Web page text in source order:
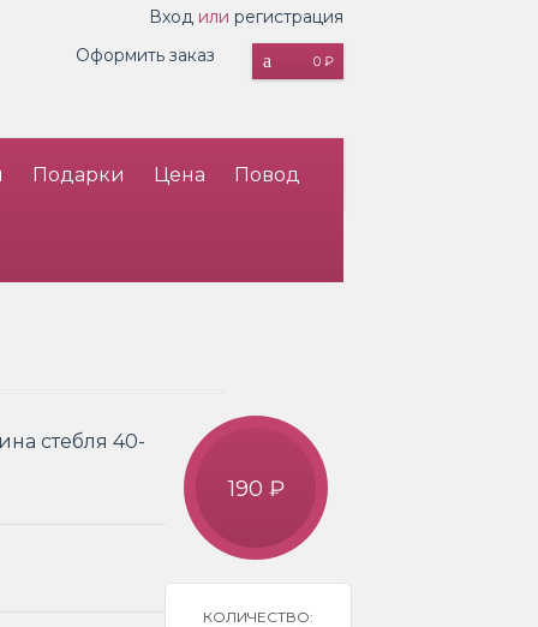
Вход или регистрация
0 ₽
Оформить заказ
Подарки Цена Повод
стебля 40-
190 ₽
КОЛИЧЕСТВО: